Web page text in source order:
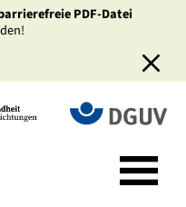
PDF-Datei